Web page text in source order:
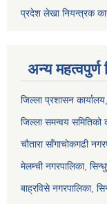
प्रदेश लेखा नियन्त्रक
अन्य
जिल्ला प्रशासन
जिल्ला समन्वय समितिको
चौतारा साँगाचोकगढी
मेलम्ची नगरपालिका,
बाह्रविसे नगरपालिका,